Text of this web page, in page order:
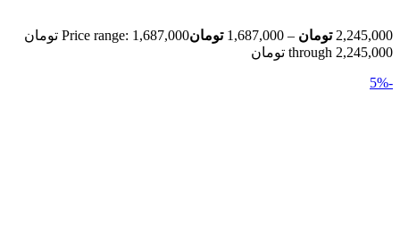
2,245,000 تومان –
1,687,000 تومان
Price range: 1,687,000 تومان
through 2,245,000 تومان
-5%